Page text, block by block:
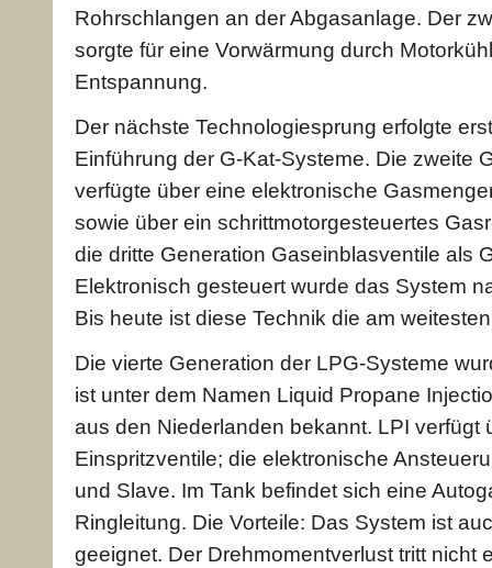
Rohrschlangen an der Abgasanlage. Der
sorgte für eine Vorwärmung durch
Entspannung.
Der nächste Technologiesprung erfolgte
Einführung der G-Kat-Systeme. Die zweite
verfügte über eine elektronische
sowie über ein schrittmotorgesteuertes
die dritte Generation Gaseinblasventile als
Elektronisch gesteuert wurde das System
Bis heute ist diese Technik die am
Die vierte Generation der LPG-Systeme
ist unter dem Namen Liquid Propane
aus den Niederlanden bekannt. LPI verfügt
Einspritzventile; die elektronische
und Slave. Im Tank befindet sich eine
Ringleitung. Die Vorteile: Das System ist
geeignet. Der Drehmomentverlust tritt nicht